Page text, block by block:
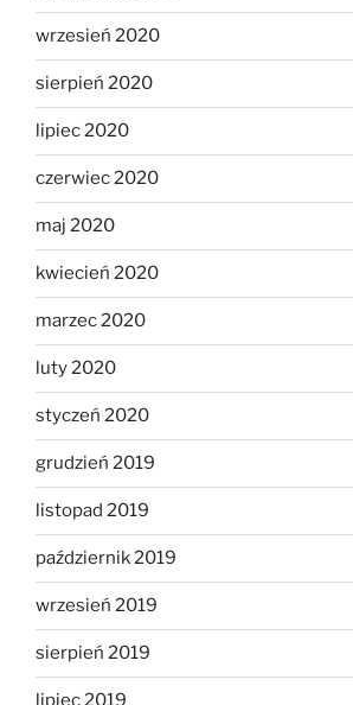
wrzesień 2020
sierpień 2020
lipiec 2020
czerwiec 2020
maj 2020
kwiecień 2020
marzec 2020
luty 2020
styczeń 2020
grudzień 2019
listopad 2019
październik 2019
wrzesień 2019
sierpień 2019
lipiec 2019